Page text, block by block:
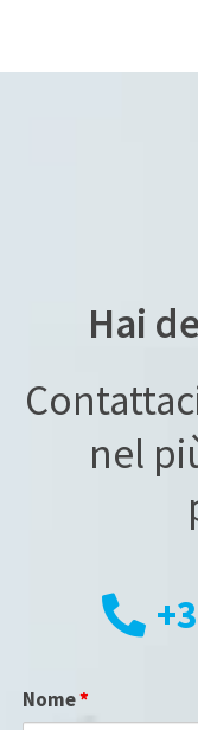
Hai
nel
Nome*